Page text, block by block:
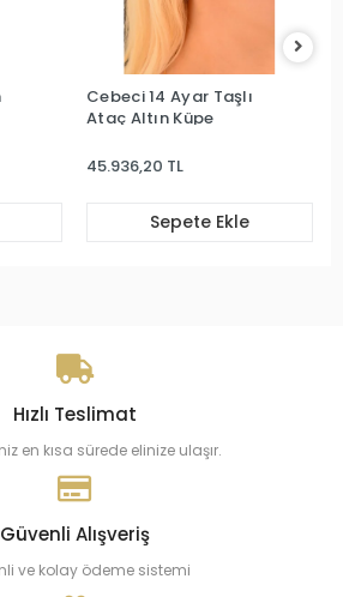
Cebeci 14 Ayar Taşlı
Ataç Altın Küpe
45.936,20 TL
Sepete Ekle
Hızlı Teslimat
en kısa sürede elinize ulaşır.
Güvenli Alışveriş
ve kolay ödeme sistemi